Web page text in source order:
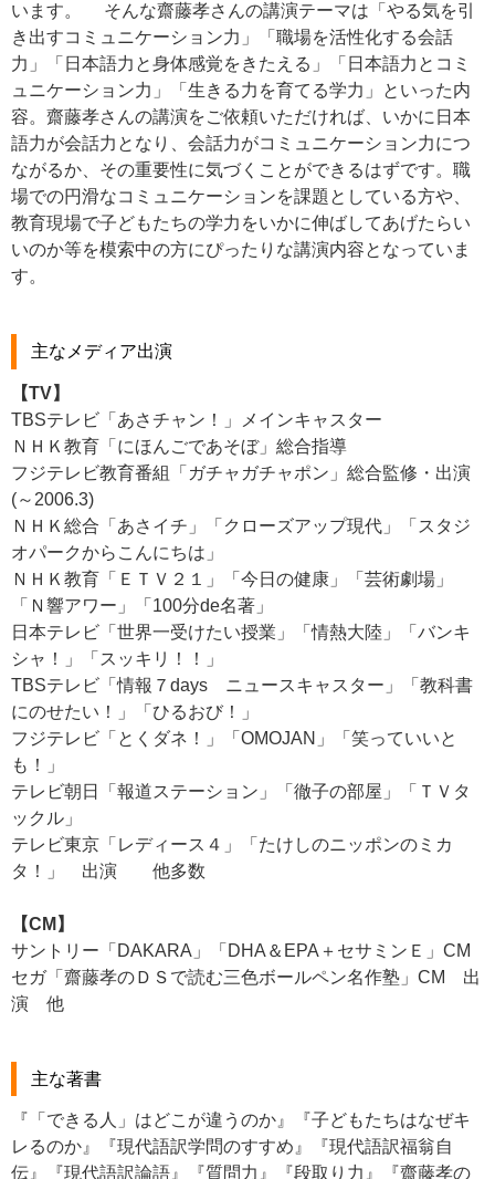
います。 そんな齋藤孝さんの講演テーマは「やる気を引
き出すコミュニケーション力」「職場を活性化する会話
力」「日本語力と身体感覚をきたえる」「日本語力とコミ
ュニケーション力」「生きる力を育てる学力」といった内
容。齋藤孝さんの講演をご依頼いただければ、いかに日本
語力が会話力となり、会話力がコミュニケーション力につ
ながるか、その重要性に気づくことができるはずです。職
場での円滑なコミュニケーションを課題としている方や、
教育現場で子どもたちの学力をいかに伸ばしてあげたらい
いのか等を模索中の方にぴったりな講演内容となっていま
す。
主なメディア出演
【TV】
TBSテレビ「あさチャン！」メインキャスター
ＮＨＫ教育「にほんごであそぼ」総合指導
フジテレビ教育番組「ガチャガチャポン」総合監修・出演
(～2006.3)
ＮＨＫ総合「あさイチ」「クローズアップ現代」「スタジ
オパークからこんにちは」
ＮＨＫ教育「ＥＴＶ２１」「今日の健康」「芸術劇場」
「Ｎ響アワー」「100分de名著」
日本テレビ「世界一受けたい授業」「情熱大陸」「バンキ
シャ！」「スッキリ！！」
TBSテレビ「情報７days ニュースキャスター」「教科書
にのせたい！」「ひるおび！」
フジテレビ「とくダネ！」「OMOJAN」「笑っていいと
も！」
テレビ朝日「報道ステーション」「徹子の部屋」「ＴＶタ
ックル」
テレビ東京「レディース４」「たけしのニッポンのミカ
タ！」 出演 他多数
【CM】
サントリー「DAKARA」「DHA＆EPA＋セサミンＥ」CM
セガ「齋藤孝のＤＳで読む三色ボールペン名作塾」CM 出
演 他
主な著書
『「できる人」はどこが違うのか』『子どもたちはなぜキ
レるのか』『現代語訳学問のすすめ』『現代語訳福翁自
伝』『現代語訳論語』『質問力』『段取り力』『齋藤孝の